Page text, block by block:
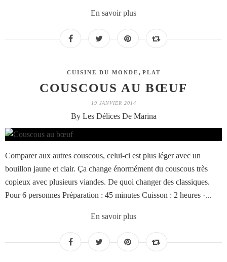
En savoir plus
CUISINE DU MONDE , PLAT
COUSCOUS AU BŒUF
19 JANVIER 2014
By Les Délices De Marina
Comparer aux autres couscous, celui-ci est plus léger avec un
bouillon jaune et clair. Ça change énormément du couscous très
copieux avec plusieurs viandes. De quoi changer des classiques.
Pour 6 personnes Préparation : 45 minutes Cuisson : 2 heures ·...
En savoir plus